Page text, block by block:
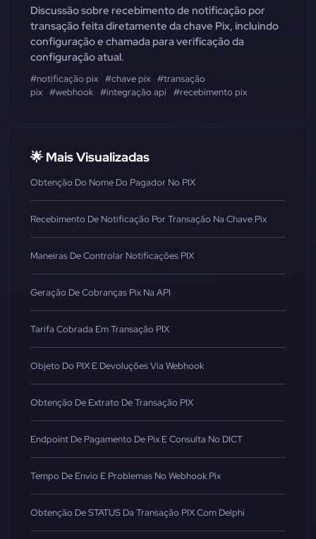
Discussão sobre recebimento de notificação por
transação feita diretamente da chave Pix, incluindo
configuração e chamada para verificação da
configuração atual.
#notificação pix #chave pix #transação
pix #webhook #integração api #recebimento pix
🌟 Mais Visualizadas
Obtenção Do Nome Do Pagador No PIX
Recebimento De Notificação Por Transação Na Chave Pix
Maneiras De Controlar Notificações PIX
Geração De Cobranças Pix Na API
Tarifa Cobrada Em Transação PIX
Objeto Do PIX E Devoluções Via Webhook
Obtenção De Extrato De Transação PIX
Endpoint De Pagamento De Pix E Consulta No DICT
Tempo De Envio E Problemas No Webhook Pix
Obtenção De STATUS Da Transação PIX Com Delphi